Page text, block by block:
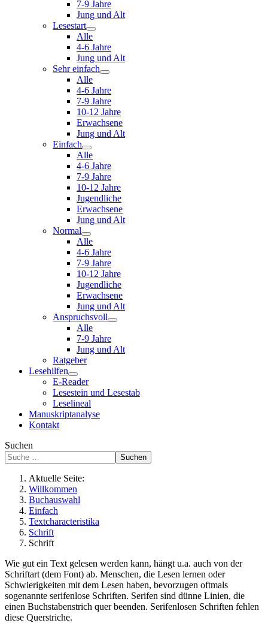
7-9 Jahre
Jung und Alt
Lesestart
Alle
4-6 Jahre
Jung und Alt
Sehr einfach
Alle
4-6 Jahre
7-9 Jahre
10-12 Jahre
Erwachsene
Jung und Alt
Einfach
Alle
4-6 Jahre
7-9 Jahre
10-12 Jahre
Jugendliche
Erwachsene
Jung und Alt
Normal
Alle
4-6 Jahre
7-9 Jahre
10-12 Jahre
Jugendliche
Erwachsene
Jung und Alt
Anspruchsvoll
Alle
7-9 Jahre
Jung und Alt
Ratgeber
Lesehilfen
E-Reader
Lesestein und Lesestab
Leselineal
Manuskriptanalyse
Kontakt
Suchen
Suchen
Aktuelle Seite:
Willkommen
Buchauswahl
Einfach
Textcharacteristika
Schrift
Schrift
Wie gut ein Text gelesen werden kann, hängt u.a. auch von der
Schriftart (dem Font) ab. Menschen, die Lesen lernen oder
Schwierigkeiten mit dem Lesen haben, bevorzugen oftmals
sogenannte serifenlose Schriften. Serifen sind dünne Linien, die
einen Buchstabenstrich quer beenden. Serifenlosen Schriften fehlen
diese Querstriche.